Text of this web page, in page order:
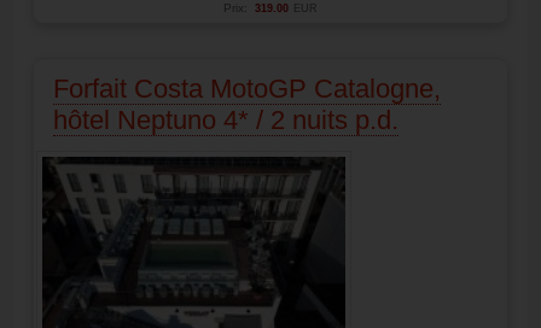
Prix: 319.00 EUR
Forfait Costa MotoGP Catalogne,
hôtel Neptuno 4* / 2 nuits p.d.